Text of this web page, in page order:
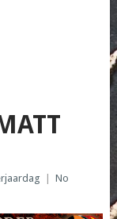
No